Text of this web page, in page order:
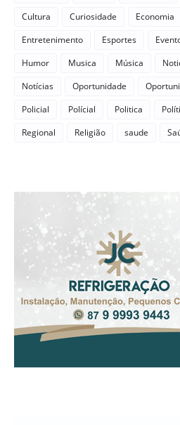
Cultura Curiosidade Economia
Entretenimento
Esportes
Humor
Musica Música
Notícias
Oportunidade
Policial
Polícial Politica
Regional
Religião saude